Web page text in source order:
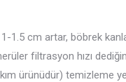
1.5 cm artar, böbrek
filtrasyon hızı
ürünüdür) temizleme